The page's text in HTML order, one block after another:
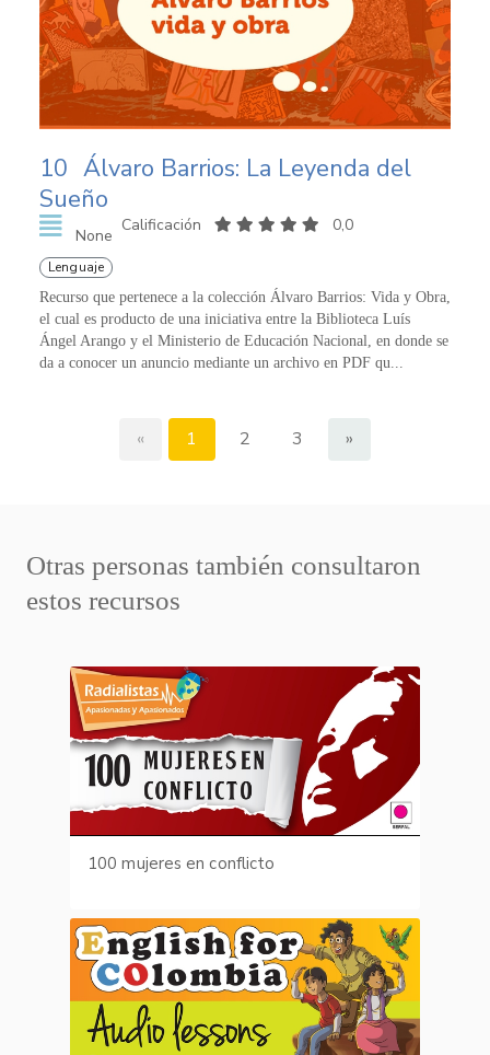
10 Álvaro Barrios: La Leyenda del
Sueño
None
Calificación 0,0
Lenguaje
Recurso que pertenece a la colección Álvaro Barrios: Vida y Obra,
el cual es producto de una iniciativa entre la Biblioteca Luís
Ángel Arango y el Ministerio de Educación Nacional, en donde se
da a conocer un anuncio mediante un archivo en PDF qu...
« 1 2 3 »
Otras personas también consultaron
estos recursos
100 mujeres en conflicto